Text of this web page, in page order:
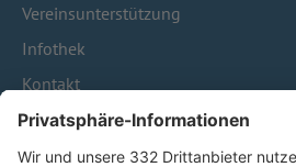
Vereinsunterstützung
Infothek
Kontakt
HÄUFIG BESUCHTE SEITEN